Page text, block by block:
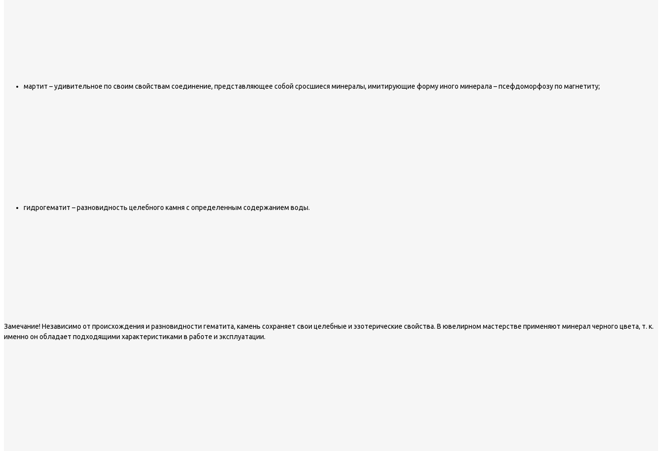
мартит – удивительное по своим свойствам соединение, представляющее собой сросшиеся минералы, имитирующие форму иного минерала – псефдоморфозу по магнетиту;
гидрогематит – разновидность целебного камня с определенным содержанием воды.
Замечание!Независимо от происхождения и разновидности гематита, камень сохраняет свои целебные и эзотерические свойства. В ювелирном мастерстве применяют минерал черного цвета, т. к.
именно он обладает подходящими характеристиками в работе и эксплуатации.